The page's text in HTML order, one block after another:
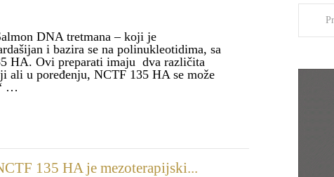
DNA tretmana – koji je
i bazira se na polinukleotidima, sa
HA. Ovi preparati imaju dva različita
ali u poređenju, NCTF 135 HA se može
…
135 HA je mezoterapijski...